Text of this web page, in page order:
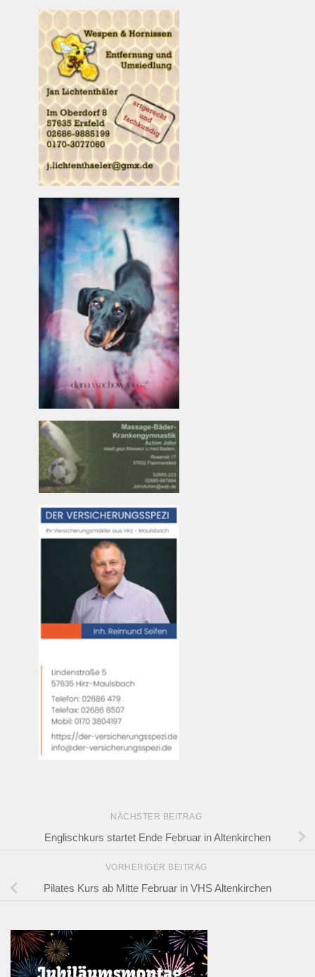
NÄCHSTER BEITRAG
Englischkurs startet Ende Februar in Altenkirchen
VORHERIGER BEITRAG
Pilates Kurs ab Mitte Februar in VHS Altenkirchen